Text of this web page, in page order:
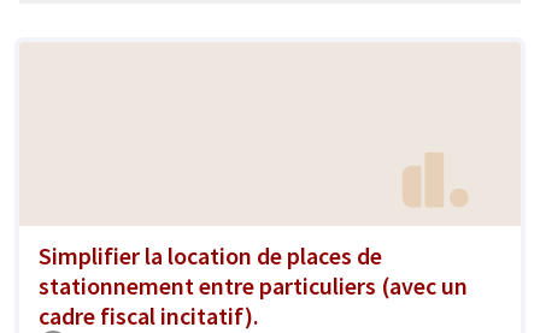
Simplifier la location de places de
stationnement entre particuliers (avec un
cadre fiscal incitatif).